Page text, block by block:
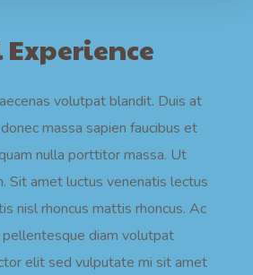
volutpat blandit. Duis at
massa sapien faucibus et
nulla porttitor massa. Ut
Sit amet luctus venenatis lectus
nisl rhoncus mattis rhoncus. Ac
diam volutpat
elit sed vulputate mi sit amet